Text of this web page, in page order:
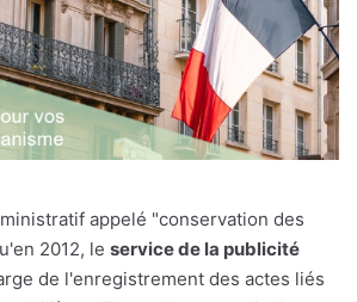
appelé "conservation des
2012, le service de la publicité
de l'enregistrement des actes liés